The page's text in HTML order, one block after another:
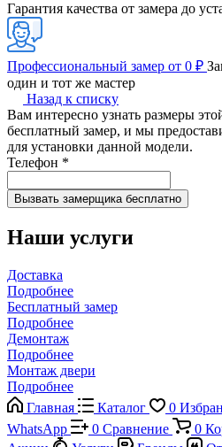
Гарантия качества от замера до
Профессиональный замер от 0 ₽
один и тот же мастер
Назад к списку
Вам интересно узнать размеры
бесплатный замер, и мы
для установки данной модели.
Телефон *
Наши услуги
Доставка
Подробнее
Бесплатный замер
Подробнее
Демонтаж
Подробнее
Монтаж двери
Подробнее
Главная
Каталог 0
WhatsApp
0 Сравнение 0